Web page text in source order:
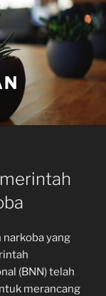
narkoba yang
(BNN) telah
merancang